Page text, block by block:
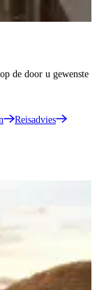
de door u gewenste
Reisadvies